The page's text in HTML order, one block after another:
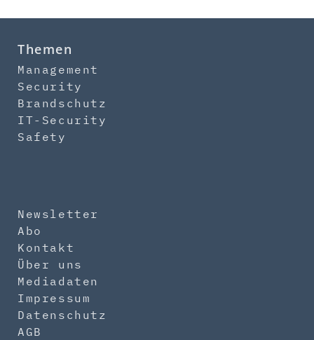
Themen
Management
Security
Brandschutz
IT-Security
Safety
Newsletter
Abo
Kontakt
Über uns
Mediadaten
Impressum
Datenschutz
AGB